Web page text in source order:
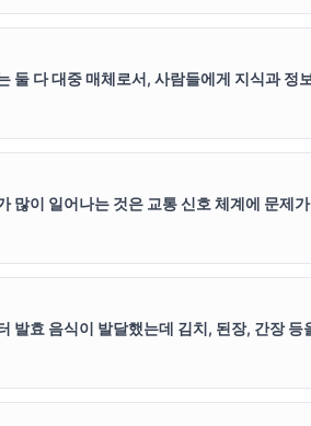
둘 다 대중 매체로서, 사람들에게 지식과 정
많이 일어나는 것은 교통 신호 체계에 문제
발효 음식이 발달했는데 김치, 된장, 간장 등